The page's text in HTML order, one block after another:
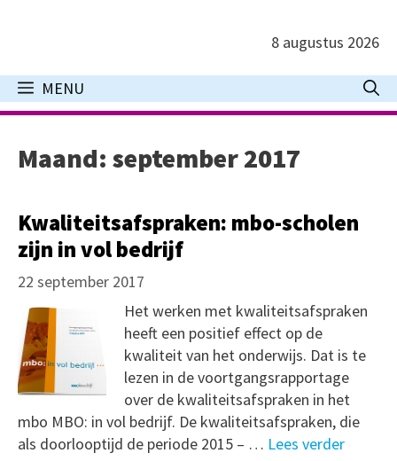
inhoud
8 augustus 2026
MENU
Maand: september 2017
Kwaliteitsafspraken: mbo-scholen
zijn in vol bedrijf
22 september 2017
Het werken met kwaliteitsafspraken
heeft een positief effect op de
kwaliteit van het onderwijs. Dat is te
lezen in de voortgangsrapportage
over de kwaliteitsafspraken in het
mbo MBO: in vol bedrijf. De kwaliteitsafspraken, die
als doorlooptijd de periode 2015 – … Lees verder